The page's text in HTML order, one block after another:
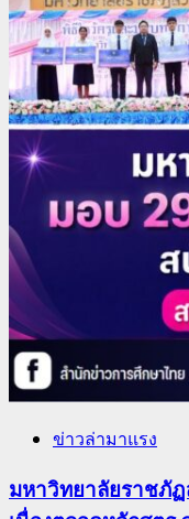
ข่าวล่ามาแรง
มหาวิทยาลัยราชภั